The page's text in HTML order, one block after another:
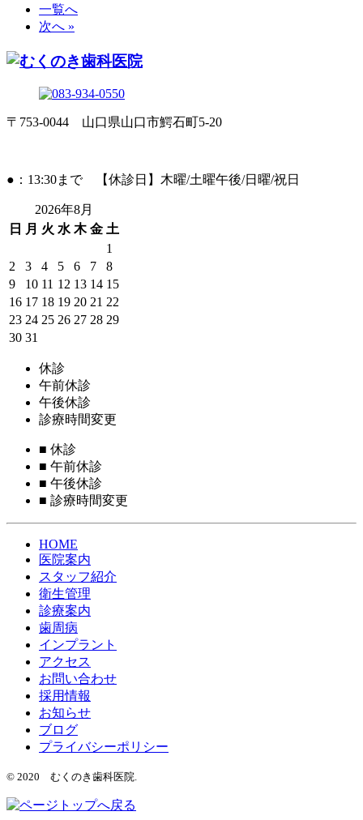
一覧へ
次へ »
〒753-0044 山口県山口市鰐石町5-20
●：13:30まで 【休診日】木曜/土曜午後/日曜/祝日
2026年8月
日
月 火 水 木 金 土
1
2
3 4 5 6 7
8
9
10 11 12 13 14 15
16 17 18 19 20 21 22
23 24 25 26 27 28 29
30 31
休診
午前休診
午後休診
診療時間変更
■ 休診
■ 午前休診
■ 午後休診
■ 診療時間変更
HOME
医院案内
スタッフ紹介
衛生管理
診療案内
歯周病
インプラント
アクセス
お問い合わせ
採用情報
お知らせ
ブログ
プライバシーポリシー
© 2020 むくのき歯科医院.